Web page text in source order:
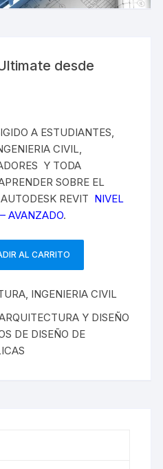
desde
A ESTUDIANTES,
CIVIL,
Y TODA
SOBRE EL
REVIT NIVEL
AVANZADO.
AL CARRITO
, INGENIERIA CIVIL
Y DISEÑO
DE DISEÑO DE